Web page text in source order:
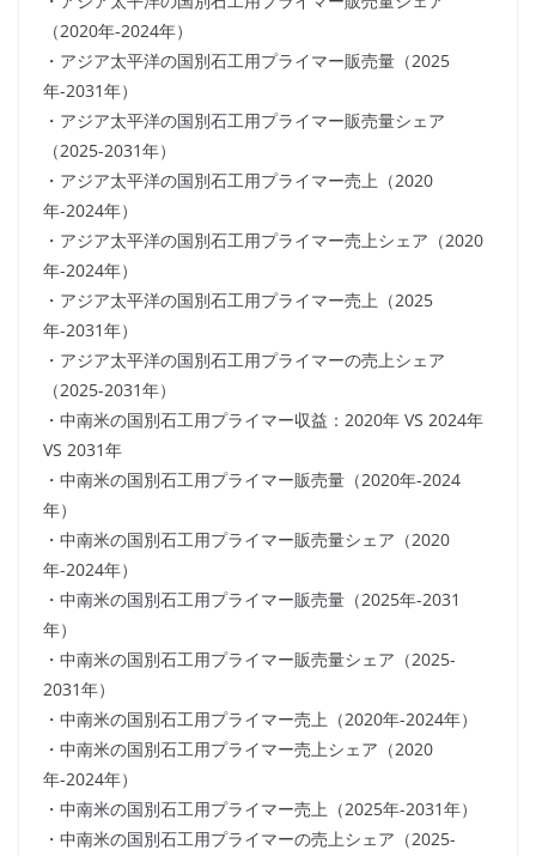
（2020年-2024年）
・アジア太平洋の国別石工用プライマー販売量（2025
年-2031年）
・アジア太平洋の国別石工用プライマー販売量シェア
（2025-2031年）
・アジア太平洋の国別石工用プライマー売上（2020
年-2024年）
・アジア太平洋の国別石工用プライマー売上シェア（2020
年-2024年）
・アジア太平洋の国別石工用プライマー売上（2025
年-2031年）
・アジア太平洋の国別石工用プライマーの売上シェア
（2025-2031年）
・中南米の国別石工用プライマー収益：2020年 VS 2024年
VS 2031年
・中南米の国別石工用プライマー販売量（2020年-2024
年）
・中南米の国別石工用プライマー販売量シェア（2020
年-2024年）
・中南米の国別石工用プライマー販売量（2025年-2031
年）
・中南米の国別石工用プライマー販売量シェア（2025-
2031年）
・中南米の国別石工用プライマー売上（2020年-2024年）
・中南米の国別石工用プライマー売上シェア（2020
年-2024年）
・中南米の国別石工用プライマー売上（2025年-2031年）
・中南米の国別石工用プライマーの売上シェア（2025-